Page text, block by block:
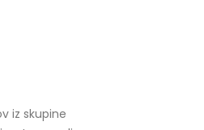
iz skupine